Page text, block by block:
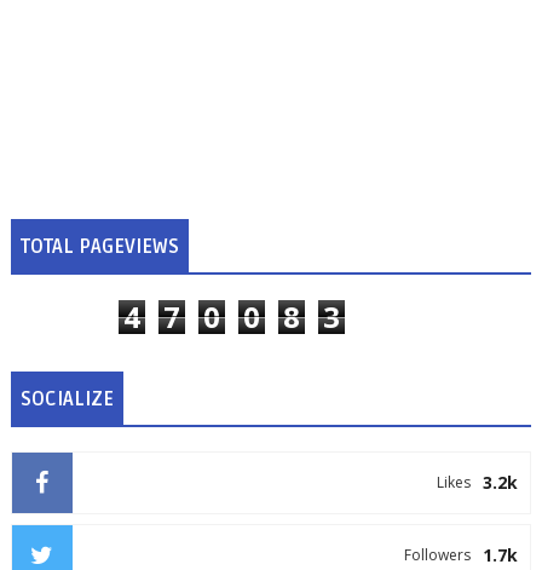
TOTAL PAGEVIEWS
4 7 0 0 8 3
SOCIALIZE
3.2k
Likes
1.7k
Followers